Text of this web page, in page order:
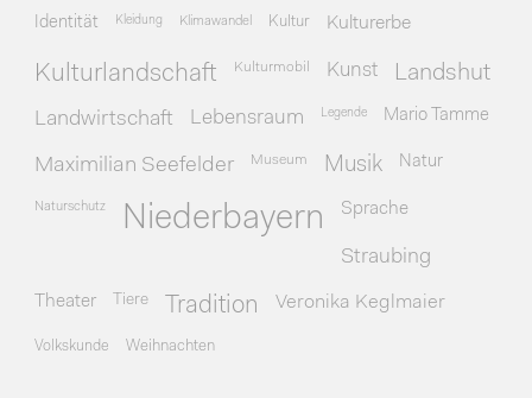
Identität Kleidung Klimawandel Kultur Kulturerbe
Kulturlandschaft Kulturmobil Kunst Landshut
Landwirtschaft Lebensraum Legende Mario Tamme
Maximilian Seefelder Museum Musik Natur
Naturschutz Niederbayern Sprache
Straubing
Theater Tiere Tradition Veronika Keglmaier
Volkskunde Weihnachten